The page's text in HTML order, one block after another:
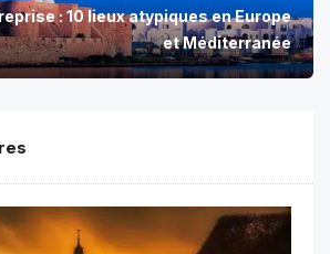
: 10 lieux atypiques en Europe
et Méditerranée